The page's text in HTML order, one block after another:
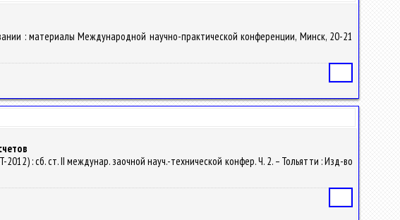
: материалы Международной научно-практической конференции, Минск, 20-21
: сб. ст. II междунар. заочной науч.-технической конфер. Ч. 2. – Тольятти : Изд-во